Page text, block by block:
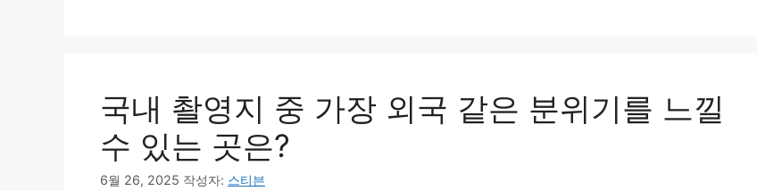
국내 촬영지 중 가장 외국 같은 분위기를 느낄
수 있는 곳은?
6월 26, 2025 작성자: 스티븐